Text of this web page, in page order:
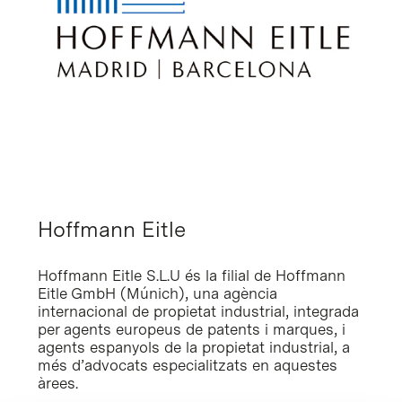
Hoffmann Eitle
Hoffmann Eitle S.L.U és la filial de Hoffmann
Eitle GmbH (Múnich), una agència
internacional de propietat industrial, integrada
per agents europeus de patents i marques, i
agents espanyols de la propietat industrial, a
més d’advocats especialitzats en aquestes
àrees.